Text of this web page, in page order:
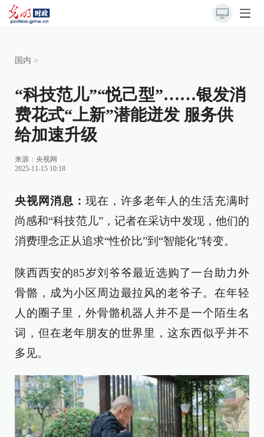
国内 >
“科技范儿”“悦己型”……银发消
费花式“上新”潜能迸发 服务供
给加速升级
来源： 央视网
2025-11-15 10:18
央视网消息： 现在，许多老年人的生活充满时
尚感和“科技范儿”，记者在采访中发现，他们的
消费理念正从追求“性价比”到“智能化”转变。
陕西西安的85岁刘爷爷最近选购了一台助力外
骨骼，成为小区周边最拉风的老爷子。在年轻
人的圈子里，外骨骼机器人并不是一个陌生名
词，但在老年朋友的世界里，这东西似乎并不
多见。